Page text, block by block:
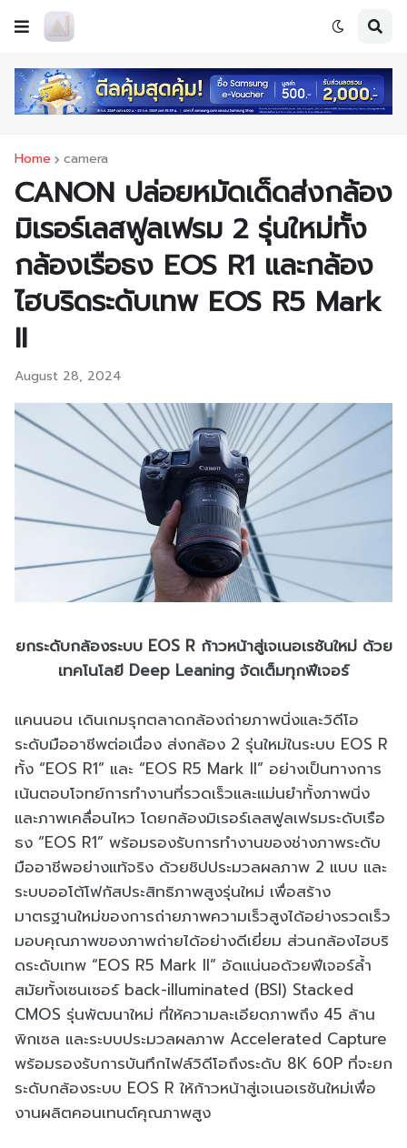
Home camera
CANON ปล่อยหมัดเด็ดส่งกล้อง
มิเรอร์เลสฟูลเฟรม 2 รุ่นใหม่ทั้ง
กล้องเรือธง EOS R1 และกล้อง
ไฮบริดระดับเทพ EOS R5 Mark
II
August 28, 2024
ยกระดับกล้องระบบ EOS R ก้าวหน้าสู่เจเนอเรชันใหม่ ด้วย
เทคโนโลยี Deep Leaning จัดเต็มทุกฟีเจอร์
แคนนอน เดินเกมรุกตลาดกล้องถ่ายภาพนิ่งและวิดีโอ
ระดับมืออาชีพต่อเนื่อง ส่งกล้อง 2 รุ่นใหม่ในระบบ EOS R
ทั้ง “EOS R1” และ “EOS R5 Mark II” อย่างเป็นทางการ
เน้นตอบโจทย์การทำงานที่รวดเร็วและแม่นยำทั้งภาพนิ่ง
และภาพเคลื่อนไหว โดยกล้องมิเรอร์เลสฟูลเฟรมระดับเรือ
ธง “EOS R1” พร้อมรองรับการทำงานของช่างภาพระดับ
มืออาชีพอย่างแท้จริง ด้วยชิปประมวลผลภาพ 2 แบบ และ
ระบบออโต้โฟกัสประสิทธิภาพสูงรุ่นใหม่ เพื่อสร้าง
มาตรฐานใหม่ของการถ่ายภาพความเร็วสูงได้อย่างรวดเร็ว
มอบคุณภาพของภาพถ่ายได้อย่างดีเยี่ยม ส่วนกล้องไฮบริ
ดระดับเทพ “EOS R5 Mark II” อัดแน่นอด้วยฟีเจอร์ล้ำ
สมัยทั้งเซนเซอร์ back-illuminated (BSI) Stacked
CMOS รุ่นพัฒนาใหม่ ที่ให้ความละเอียดภาพถึง 45 ล้าน
พิกเซล และระบบประมวลผลภาพ Accelerated Capture
พร้อมรองรับการบันทึกไฟล์วิดีโอถึงระดับ 8K 60P ที่จะยก
ระดับกล้องระบบ EOS R ให้ก้าวหน้าสู่เจเนอเรชันใหม่เพื่อ
งานผลิตคอนเทนต์คุณภาพสูง